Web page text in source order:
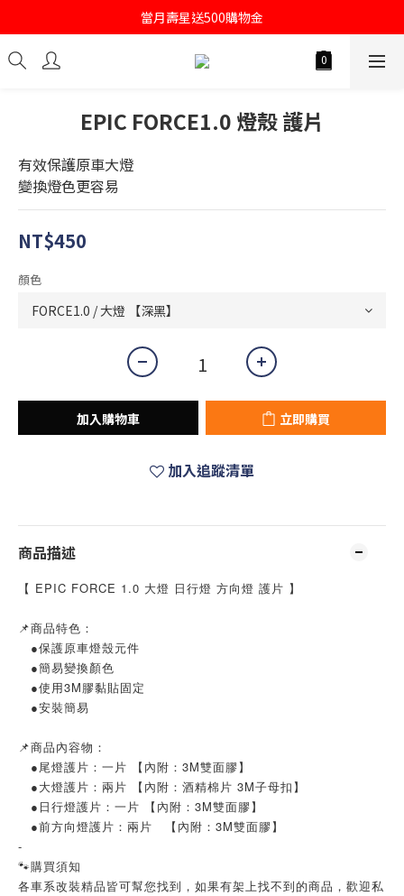
註冊會員即送購物金100
當月壽星送500購物金
註冊會員即送購物金100
EPIC FORCE1.0 燈殼 護片
有效保護原車大燈
變換燈色更容易
NT$450
顏色
加入購物車 立即購買
加入追蹤清單
商品描述
【 EPIC FORCE 1.0 大燈 日行燈 方向燈 護片 】
📌商品特色：
●保護原車燈殼元件
●簡易變換顏色
●使用3M膠黏貼固定
●安裝簡易
📌商品內容物：
●尾燈護片：一片 【內附：3M雙面膠】
●大燈護片：兩片 【內附：酒精棉片 3M子母扣】
●日行燈護片：一片 【內附：3M雙面膠】
●前方向燈護片：兩片 【內附：3M雙面膠】
-
🐾購買須知
各車系改裝精品皆可幫您找到，如果有架上找不到的商品，歡迎私